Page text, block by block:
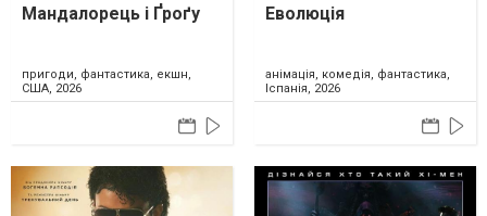
Мандалорець і Ґроґу
пригоди, фантастика, екшн,
США, 2026
Еволюція
анімація, комедія, фантастика,
Іспанія, 2026